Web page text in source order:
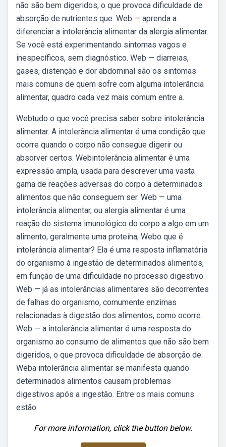
não são bem digeridos, o que provoca dificuldade de
absorção de nutrientes que. Web — aprenda a
diferenciar a intolerância alimentar da alergia alimentar.
Se você está experimentando sintomas vagos e
inespecíficos, sem diagnóstico. Web — diarreias,
gases, distenção e dor abdominal são os sintomas
mais comuns de quem sofre com alguma intolerância
alimentar, quadro cada vez mais comum entre a.
Webtudo o que você precisa saber sobre intolerância
alimentar. A intolerância alimentar é uma condição que
ocorre quando o corpo não consegue digerir ou
absorver certos. Webintolerância alimentar é uma
expressão ampla, usada para descrever uma vasta
gama de reações adversas do corpo a determinados
alimentos que não conseguem ser. Web — uma
intolerância alimentar, ou alergia alimentar é uma
reação do sistema imunológico do corpo a algo em um
alimento, geralmente uma proteína; Webo que é
intolerância alimentar? Ela é uma resposta inflamatória
do organismo à ingestão de determinados alimentos,
em função de uma dificuldade no processo digestivo.
Web — já as intolerâncias alimentares são decorrentes
de falhas do organismo, comumente enzimas
relacionadas à digestão dos alimentos, como ocorre.
Web — a intolerância alimentar é uma resposta do
organismo ao consumo de alimentos que não são bem
digeridos, o que provoca dificuldade de absorção de.
Weba intolerância alimentar se manifesta quando
determinados alimentos causam problemas
digestivos após a ingestão. Entre os mais comuns
estão:
For more information, click the button below.